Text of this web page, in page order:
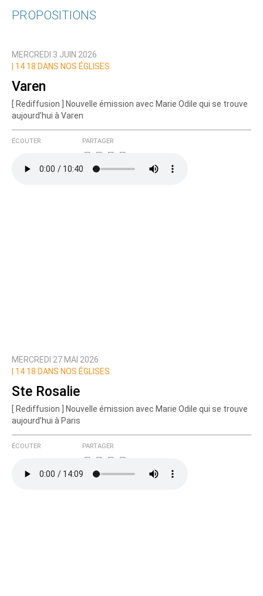
Nom
Courriel (non publié)
Ajoutez votre commentaire ici
Prévenez-moi de tous les nouveaux commentaires
PROPOSITIONS
MERCREDI 3 JUIN 2026
14 18 DANS NOS ÉGLISES
Varen
[ Rediffusion ] Nouvelle émission avec Marie Odile qui se trouve
aujourd’hui à Varen
ÉCOUTER PARTAGER
MERCREDI 27 MAI 2026
14 18 DANS NOS ÉGLISES
Ste Rosalie
[ Rediffusion ] Nouvelle émission avec Marie Odile qui se trouve
aujourd’hui à Paris
ÉCOUTER PARTAGER